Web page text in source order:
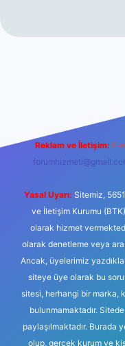
Reklam ve İletişim: E-
Yasal Uyarı: Sitemiz,
ve İletişim Kurumu
olarak hizmet
olarak denetleme veya
Ancak, üyelerimiz
siteye üye olarak bu
sitesi, herhangi bir marka,
bulunmamaktadır.
paylaşılmaktadır. Burada
olup, gerçek kurum ve